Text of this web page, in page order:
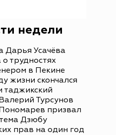
недели
Дарья Усачёва
о трудностях
в Пекине
жизни скончался
таджикский
Турсунов
призвал
Дзюбу
прав на один год